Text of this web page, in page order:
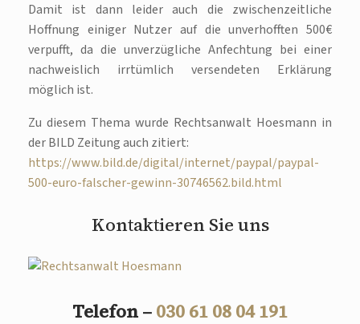
Damit ist dann leider auch die zwischenzeitliche
Hoffnung einiger Nutzer auf die unverhofften 500€
verpufft, da die unverzügliche Anfechtung bei einer
nachweislich irrtümlich versendeten Erklärung
möglich ist.
Zu diesem Thema wurde Rechtsanwalt Hoesmann in
der BILD Zeitung auch zitiert:
https://www.bild.de/digital/internet/paypal/paypal-
500-euro-falscher-gewinn-30746562.bild.html
Kontaktieren Sie uns
Telefon – 030 61 08 04 191